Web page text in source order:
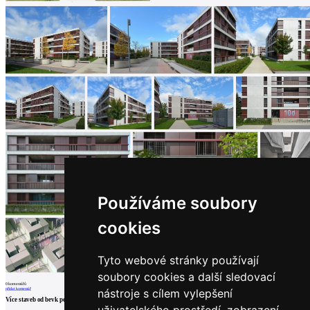
Používáme soubory
cookies
Tyto webové stránky používají
soubory cookies a další sledovací
nástroje s cílem vylepšení
0komentářů
přidat komentář
Více staveb odbevk perović arhitekti
architektů
Katalog
dodavatelů
Vložit
inzerát
do
burzy
práce
Newsletter
Přihlaste se k odběru našeho pravidelného
týdenního newsletteru:
© Archiweb, s.r.o. 1997-2026
ISSN: 1801-3902